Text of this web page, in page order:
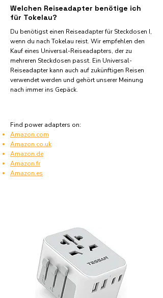
Welchen Reiseadapter benötige ich
für Tokelau?
Du benötigst einen Reiseadapter für Steckdosen I,
wenn du nach Tokelau reist. Wir empfehlen den
Kauf eines Universal-Reiseadapters, der zu
mehreren Steckdosen passt. Ein Universal-
Reiseadapter kann auch auf zukünftigen Reisen
verwendet werden und gehört unserer Meinung
nach immer ins Gepäck.
Find power adapters on:
Amazon.com
Amazon.co.uk
Amazon.de
Amazon.fr
Amazon.es